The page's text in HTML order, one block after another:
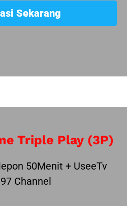
Sekarang
Triple Play (3P)
50Menit + UseeTv
Channel